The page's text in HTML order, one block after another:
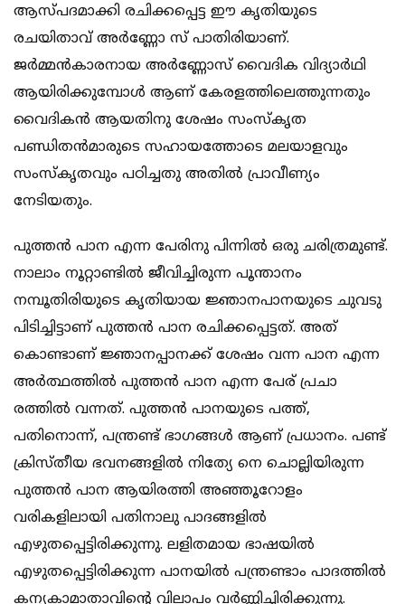
ആസ്പദമാക്കി രചിക്കപ്പെട്ട ഈ കൃതിയുടെ
രചയിതാവ് അര്‍ണ്ണോ സ് പാതിരിയാണ്.
ജര്‍മ്മന്‍കാരനായ അര്‍ണ്ണോസ് വൈദിക വിദ്യാര്‍ഥി
ആയിരിക്കുമ്പോള്‍ ആണ് കേരളത്തിലെത്തുന്നതും
വൈദികന്‍ ആയതിനു ശേഷം സംസ്‌കൃത
പണ്ഡിതന്‍മാരുടെ സഹായത്തോടെ മലയാളവും
സംസ്‌കൃതവും പഠിച്ചതു അതില്‍ പ്രാവീണ്യം
നേടിയതും.
പുത്തന്‍ പാന എന്ന പേരിനു പിന്നില്‍ ഒരു ചരിത്രമുണ്ട്.
നാലാം നൂറ്റാണ്ടില്‍ ജീവിച്ചിരുന്ന പൂന്താനം
നമ്പൂതിരിയുടെ കൃതിയായ ജ്ഞാനപാനയുടെ ചുവടു
പിടിച്ചിട്ടാണ് പുത്തന്‍ പാന രചിക്കപ്പെട്ടത്. അത്
കൊണ്ടാണ് ജ്ഞാനപ്പാനക്ക് ശേഷം വന്ന പാന എന്ന
അര്‍ത്ഥത്തില്‍ പുത്തന്‍ പാന എന്ന പേര് പ്രചാ
രത്തില്‍ വന്നത്. പുത്തന്‍ പാനയുടെ പത്ത്,
പതിനൊന്ന്, പന്ത്രണ്ട് ഭാഗങ്ങള്‍ ആണ് പ്രധാനം. പണ്ട്
ക്രിസ്തീയ ഭവനങ്ങളില്‍ നിത്യേ നെ ചൊല്ലിയിരുന്ന
പുത്തന്‍ പാന ആയിരത്തി അഞ്ഞൂറോളം
വരികളിലായി പതിനാലു പാദങ്ങളില്‍
എഴുതപ്പെട്ടിരിക്കുന്നു. ലളിതമായ ഭാഷയില്‍
എഴുതപ്പെട്ടിരിക്കുന്ന പാനയില്‍ പന്ത്രണ്ടാം പാദത്തില്‍
കന്യകാമാതാവിന്റെ വിലാപം വര്‍ണ്ണിച്ചിരിക്കുന്നു.